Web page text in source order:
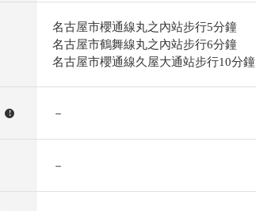
名古屋市櫻通線丸之內站步行5分鐘
名古屋市鶴舞線丸之內站步行6分鐘
名古屋市櫻通線久屋大通站步行10分鐘
! －
－